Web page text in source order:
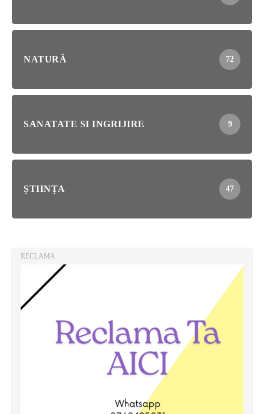
NATURĂ 72
SANATATE SI INGRIJIRE 9
ȘTIINȚA 47
RECLAMA